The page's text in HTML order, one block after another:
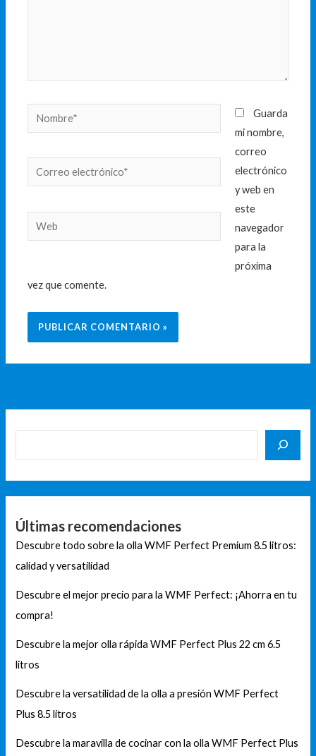
Nombre*
Correo
electrónico*
Web
Guarda
mi nombre,
correo
electrónico
y web en
este
navegador
para la
próxima
vez que comente.
Últimas recomendaciones
Descubre todo sobre la olla WMF Perfect Premium 8.5 litros:
calidad y versatilidad
Descubre el mejor precio para la WMF Perfect: ¡Ahorra en tu
compra!
Descubre la mejor olla rápida WMF Perfect Plus 22 cm 6.5
litros
Descubre la versatilidad de la olla a presión WMF Perfect
Plus 8.5 litros
Descubre la maravilla de cocinar con la olla WMF Perfect Plus